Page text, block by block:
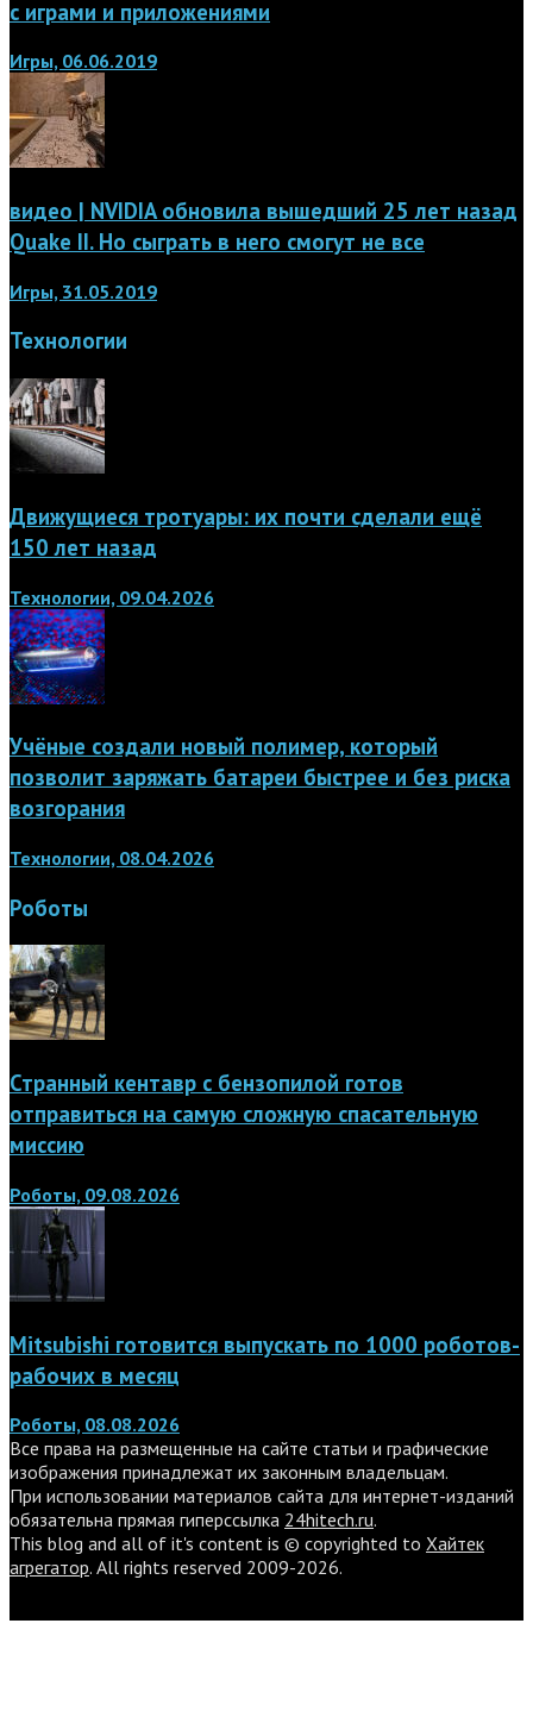
с играми и приложениями
Игры, 06.06.2019
видео | NVIDIA обновила вышедший 25 лет назад
Quake II. Но сыграть в него смогут не все
Игры, 31.05.2019
Технологии
Движущиеся тротуары: их почти сделали ещё
150 лет назад
Технологии, 09.04.2026
Учёные создали новый полимер, который
позволит заряжать батареи быстрее и без риска
возгорания
Технологии, 08.04.2026
Роботы
Странный кентавр с бензопилой готов
отправиться на самую сложную спасательную
миссию
Роботы, 09.08.2026
Mitsubishi готовится выпускать по 1000 роботов-
рабочих в месяц
Роботы, 08.08.2026
Все права на размещенные на сайте статьи и графические
изображения принадлежат их законным владельцам.
При использовании материалов сайта для интернет-изданий
обязательна прямая гиперссылка 24hitech.ru.
This blog and all of it's content is © copyrighted to Хайтек
агрегатор. All rights reserved 2009-2026.